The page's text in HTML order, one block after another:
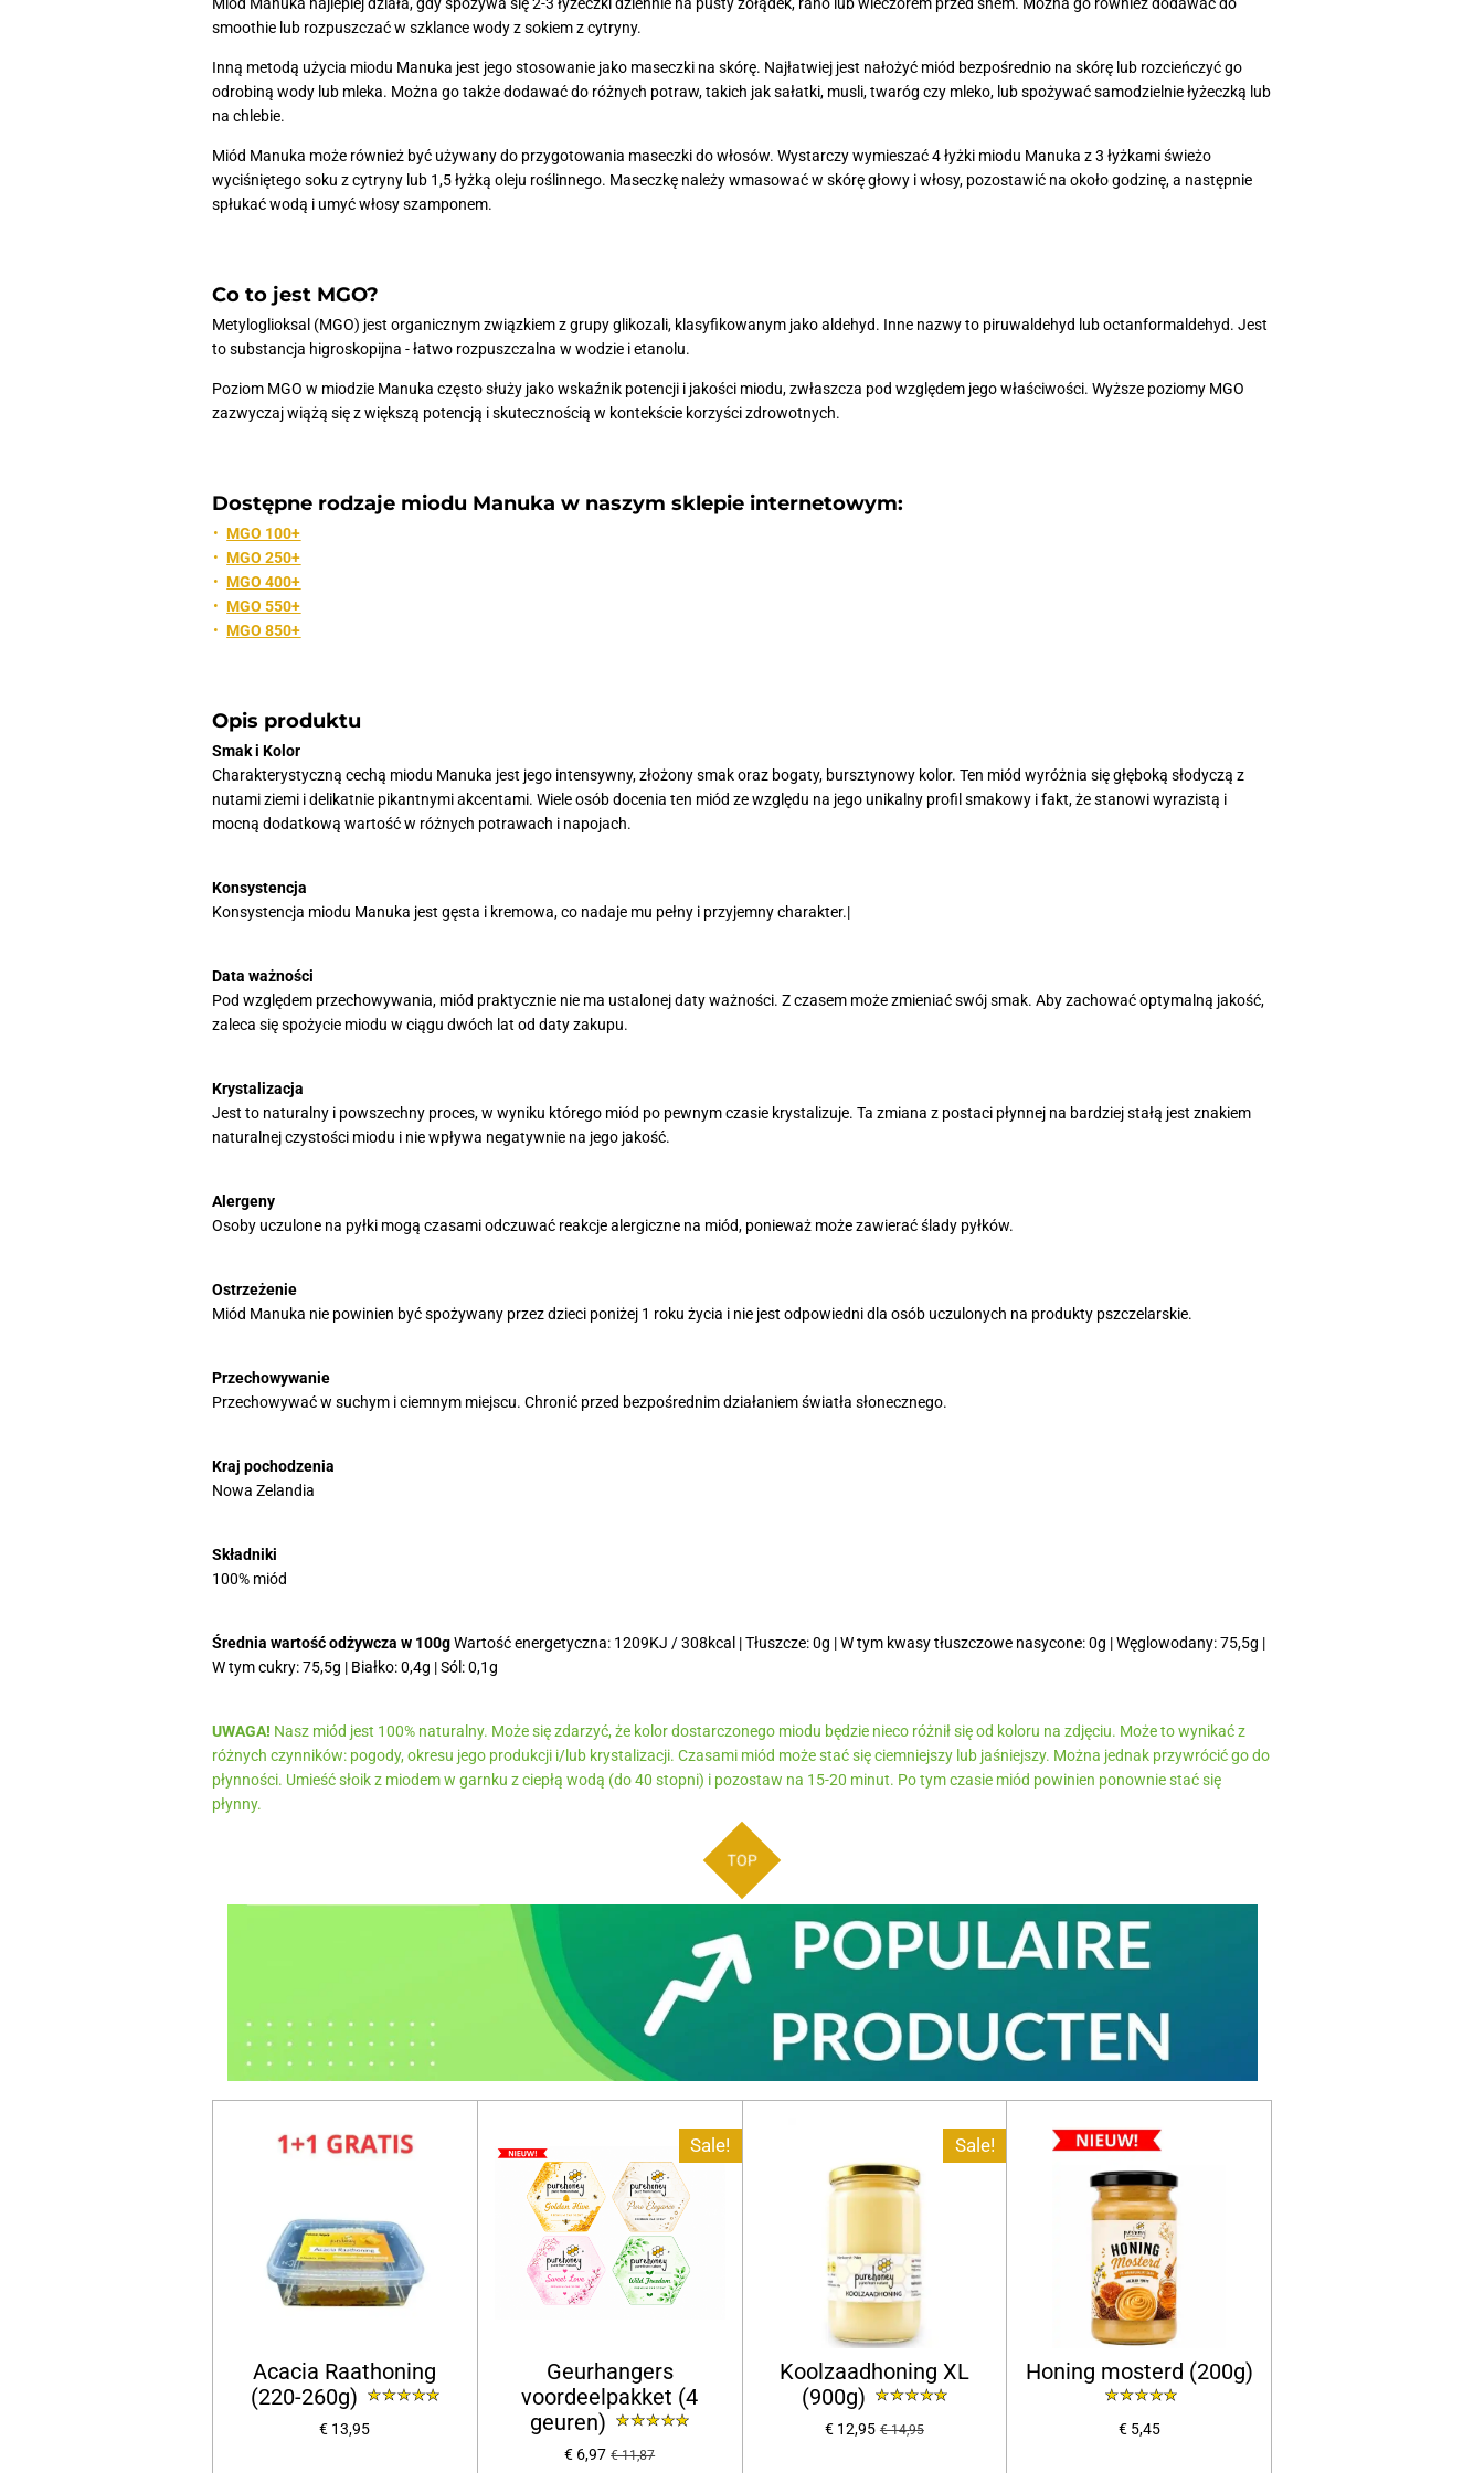
smoothie lub rozpuszczać w szklance wody z sokiem z cytryny.
Inną metodą użycia miodu Manuka jest jego stosowanie jako maseczki na skórę. Najłatwiej jest nałożyć miód bezpośrednio na skórę lub rozcieńczyć go
odrobiną wody lub mleka. Można go także dodawać do różnych potraw, takich jak sałatki, musli, twaróg czy mleko, lub spożywać samodzielnie łyżeczką lub
na chlebie.
Miód Manuka może również być używany do przygotowania maseczki do włosów. Wystarczy wymieszać 4 łyżki miodu Manuka z 3 łyżkami świeżo
wyciśniętego soku z cytryny lub 1,5 łyżką oleju roślinnego. Maseczkę należy wmasować w skórę głowy i włosy, pozostawić na około godzinę, a następnie
spłukać wodą i umyć włosy szamponem.
Co to jest MGO?
Metyloglioksal (MGO) jest organicznym związkiem z grupy glikozali, klasyfikowanym jako aldehyd. Inne nazwy to piruwaldehyd lub octanformaldehyd. Jest
to substancja higroskopijna - łatwo rozpuszczalna w wodzie i etanolu.
Poziom MGO w miodzie Manuka często służy jako wskaźnik potencji i jakości miodu, zwłaszcza pod względem jego właściwości. Wyższe poziomy MGO
zazwyczaj wiążą się z większą potencją i skutecznością w kontekście korzyści zdrowotnych.
Dostępne rodzaje miodu Manuka w naszym sklepie internetowym:
MGO 100+
MGO 250+
MGO 400+
MGO 550+
MGO 850+
Opis produktu
Smak i Kolor
Charakterystyczną cechą miodu Manuka jest jego intensywny, złożony smak oraz bogaty, bursztynowy kolor. Ten miód wyróżnia się głęboką słodyczą z
nutami ziemi i delikatnie pikantnymi akcentami. Wiele osób docenia ten miód ze względu na jego unikalny profil smakowy i fakt, że stanowi wyrazistą i
mocną dodatkową wartość w różnych potrawach i napojach.
Konsystencja
Konsystencja miodu Manuka jest gęsta i kremowa, co nadaje mu pełny i przyjemny charakter.|
Data ważności
Pod względem przechowywania, miód praktycznie nie ma ustalonej daty ważności. Z czasem może zmieniać swój smak. Aby zachować optymalną jakość,
zaleca się spożycie miodu w ciągu dwóch lat od daty zakupu.
Krystalizacja
Jest to naturalny i powszechny proces, w wyniku którego miód po pewnym czasie krystalizuje. Ta zmiana z postaci płynnej na bardziej stałą jest znakiem
naturalnej czystości miodu i nie wpływa negatywnie na jego jakość.
Alergeny
Osoby uczulone na pyłki mogą czasami odczuwać reakcje alergiczne na miód, ponieważ może zawierać ślady pyłków.
Ostrzeżenie
Miód Manuka nie powinien być spożywany przez dzieci poniżej 1 roku życia i nie jest odpowiedni dla osób uczulonych na produkty pszczelarskie.
Przechowywanie
Przechowywać w suchym i ciemnym miejscu. Chronić przed bezpośrednim działaniem światła słonecznego.
Kraj pochodzenia
Nowa Zelandia
Składniki
100% miód
Średnia wartość odżywcza w 100gWartość energetyczna: 1209KJ / 308kcal | Tłuszcze: 0g | W tym kwasy tłuszczowe nasycone: 0g | Węglowodany: 75,5g |
W tym cukry: 75,5g | Białko: 0,4g | Sól: 0,1g
UWAGA! Nasz miód jest 100% naturalny. Może się zdarzyć, że kolor dostarczonego miodu będzie nieco różnił się od koloru na zdjęciu. Może to wynikać z
różnych czynników: pogody, okresu jego produkcji i/lub krystalizacji. Czasami miód może stać się ciemniejszy lub jaśniejszy. Można jednak przywrócić go do
płynności. Umieść słoik z miodem w garnku z ciepłą wodą (do 40 stopni) i pozostaw na 15-20 minut. Po tym czasie miód powinien ponownie stać się
płynny.
TOP
Acacia Raathoning
(220-260g)
€ 13,95
Sale!
Geurhangers
voordeelpakket (4
geuren)
€ 6,97 € 11,87
Sale!
Koolzaadhoning XL
(900g)
€ 12,95 € 14,95
Honing mosterd (200g)
€ 5,45